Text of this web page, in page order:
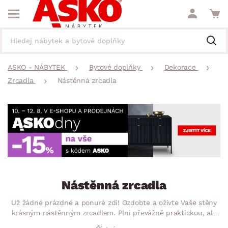
ASKO - NÁBYTEK Bytové doplňky
Dekorace
Zrcadla
Nástěnná zrcadla
Nástěnná zrcadla
Už žádné prázdné a ponuré zdi! Ozdobte a oživte Vaše stěny
krásným nástěnným zrcadlem. Plní převážně praktickou, ale